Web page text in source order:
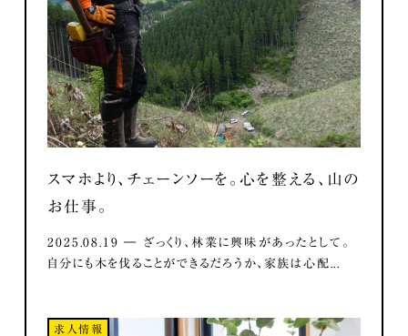
スマホより、チェーンソーを。心を整える、山の
お仕事。
2025.08.19 ― ざっくり、林業に興味があったとして。
自分にも木を伐ることができるだろうか、家族は心配...
求人情報